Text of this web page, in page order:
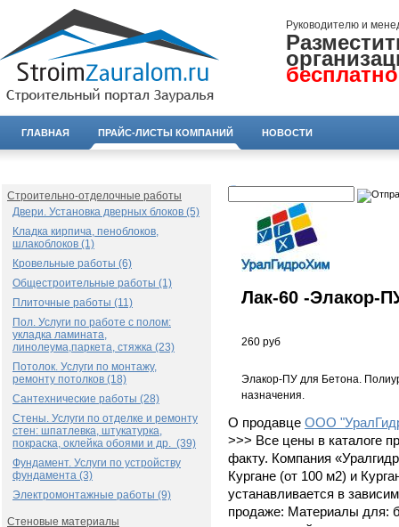
Руководителю и
бесплатно
ГЛАВНАЯ ПРАЙС-ЛИСТЫ КОМПАНИЙ НОВОСТИ
Строительно-отделочные работы
Двери. Установка дверных блоков (5)
Кладка кирпича, пеноблоков,
шлакоблоков (1)
Кровельные работы (6)
Общестроительные работы (1)
Плиточные работы (11)
Пол. Услуги по работе с полом:
укладка ламината,
линолеума,паркета, стяжка (23)
Потолок. Услуги по монтажу,
ремонту потолков (18)
Сантехнические работы (28)
Стены. Услуги по отделке и ремонту
стен: шпатлевка, штукатурка,
покраска, оклейка обоями и др. (39)
Фундамент. Услуги по устройству
фундамента (3)
Электромонтажные работы (9)
Стеновые материалы
Лак-60 -Элакор-
260 руб
Элакор-ПУ для Бетона.
назначения.
О продавце ООО
>>> Все цены в каталоге
факту. Компания
Кургане (от 100 м2) и
устанавливается в
продаже: Материалы для: